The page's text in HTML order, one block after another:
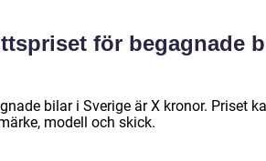
för begagnade
bilar i Sverige är X kronor. Priset
modell och skick.